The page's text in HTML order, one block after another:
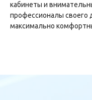
кабинеты и
профессионалы своего
максимально